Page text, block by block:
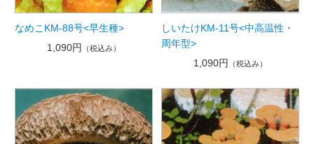
なめこKM-88号<早生種>
1,090円
（税込み）
しいたけKM-11号<中高温性・
周年型>
1,090円
（税込み）